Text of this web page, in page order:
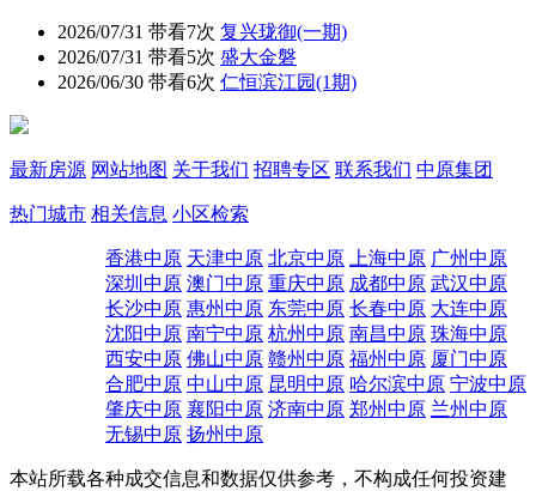
2026/07/31 带看7次 复兴珑御(一期)
2026/07/31 带看5次 盛大金磐
2026/06/30 带看6次 仁恒滨江园(1期)
最新房源 网站地图 关于我们 招聘专区 联系我们 中原集团
热门城市 相关信息 小区检索
香港中原 天津中原 北京中原 上海中原 广州中原
深圳中原 澳门中原 重庆中原 成都中原 武汉中原
长沙中原 惠州中原 东莞中原 长春中原 大连中原
沈阳中原 南宁中原 杭州中原 南昌中原 珠海中原
西安中原 佛山中原 赣州中原 福州中原 厦门中原
合肥中原 中山中原 昆明中原 哈尔滨中原 宁波中原
肇庆中原 襄阳中原 济南中原 郑州中原 兰州中原
无锡中原 扬州中原
本站所载各种成交信息和数据仅供参考，不构成任何投资建